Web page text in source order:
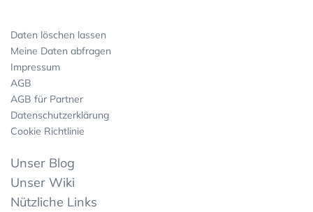
Daten löschen lassen
Meine Daten abfragen
Impressum
AGB
AGB für Partner
Datenschutzerklärung
Cookie Richtlinie
Unser Blog
Unser Wiki
Nützliche Links